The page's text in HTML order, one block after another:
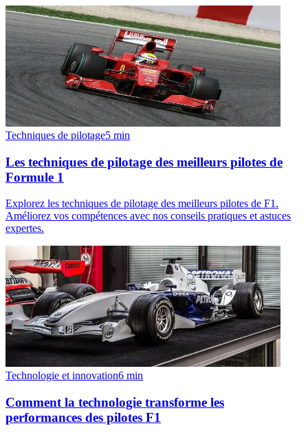
Techniques de pilotage5 min
Les techniques de pilotage des meilleurs pilotes de
Formule 1
Explorez les techniques de pilotage des meilleurs pilotes de F1.
Améliorez vos compétences avec nos conseils pratiques et astuces
expertes.
Technologie et innovation6 min
Comment la technologie transforme les
performances des pilotes F1